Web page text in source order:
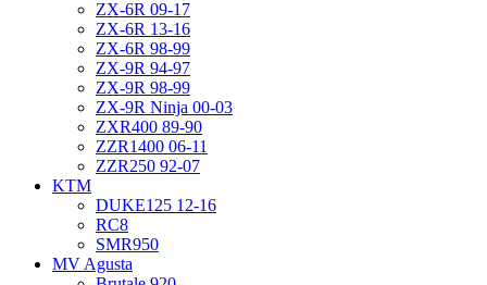
ZX-6R 09-17
ZX-6R 13-16
ZX-6R 98-99
ZX-9R 94-97
ZX-9R 98-99
ZX-9R Ninja 00-03
ZXR400 89-90
ZZR1400 06-11
ZZR250 92-07
KTM
DUKE125 12-16
RC8
SMR950
MV Agusta